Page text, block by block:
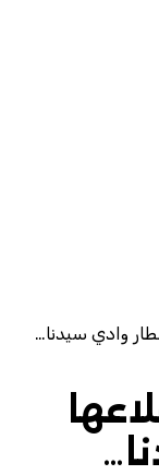
وادي سيدنا…